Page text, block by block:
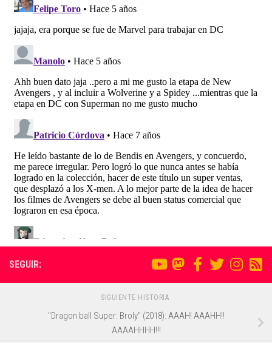
SEGUIR:
SIGUIENTE HISTORIA
"Dragon ball Super: Broly" (2018): AAAH! AAAHH!!
AAAAHHHH!!!